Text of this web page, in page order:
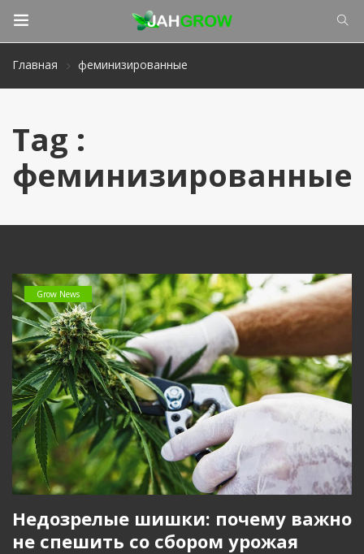
Главная феминизированные
Tag :
феминизированные
Grow News
Недозрелые шишки: почему важно
не спешить со сбором урожая